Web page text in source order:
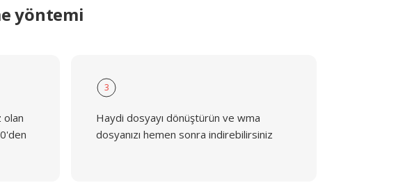
yöntemi
olan
3
Haydi dosyayı dönüştürün ve wma
dosyanızı hemen sonra indirebilirsiniz